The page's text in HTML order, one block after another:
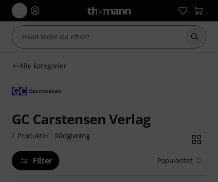
Start
Alle kategorier
GC Carstensen Verlag
1 Produkter· Rådgivning
Filter Popularitet